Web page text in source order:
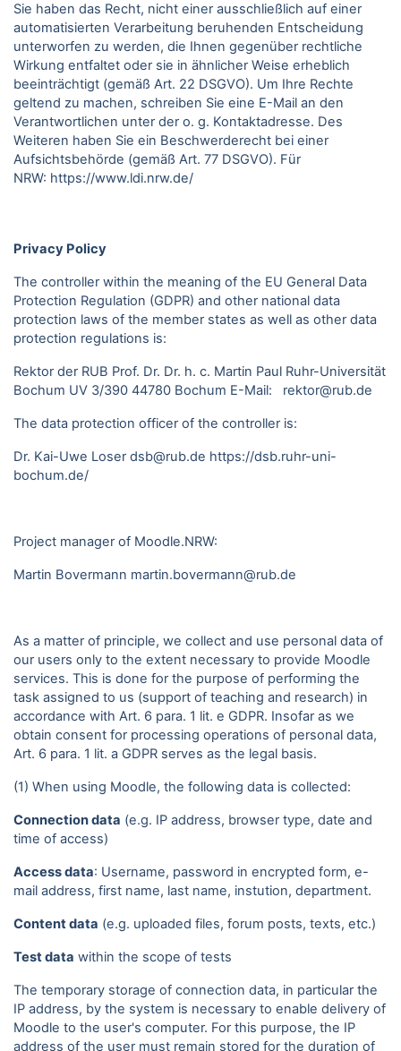
Sie haben das Recht, nicht einer ausschließlich auf einer
automatisierten Verarbeitung beruhenden Entscheidung
unterworfen zu werden, die Ihnen gegenüber rechtliche
Wirkung entfaltet oder sie in ähnlicher Weise erheblich
beeinträchtigt (gemäß Art. 22 DSGVO). Um Ihre Rechte
geltend zu machen, schreiben Sie eine E-Mail an den
Verantwortlichen unter der o. g. Kontaktadresse. Des
Weiteren haben Sie ein Beschwerderecht bei einer
Aufsichtsbehörde (gemäß Art. 77 DSGVO). Für
NRW: https://www.ldi.nrw.de/
Privacy Policy
The controller within the meaning of the EU General Data
Protection Regulation (GDPR) and other national data
protection laws of the member states as well as other data
protection regulations is:
Rektor der RUB Prof. Dr. Dr. h. c. Martin Paul Ruhr-Universität
Bochum UV 3/390 44780 Bochum E-Mail: rektor@rub.de
The data protection officer of the controller is:
Dr. Kai-Uwe Loser dsb@rub.de https://dsb.ruhr-uni-
bochum.de/
Project manager of Moodle.NRW:
Martin Bovermann martin.bovermann@rub.de
As a matter of principle, we collect and use personal data of
our users only to the extent necessary to provide Moodle
services. This is done for the purpose of performing the
task assigned to us (support of teaching and research) in
accordance with Art. 6 para. 1 lit. e GDPR. Insofar as we
obtain consent for processing operations of personal data,
Art. 6 para. 1 lit. a GDPR serves as the legal basis.
(1) When using Moodle, the following data is collected:
Connection data (e.g. IP address, browser type, date and
time of access)
Access data: Username, password in encrypted form, e-
mail address, first name, last name, instution, department.
Content data (e.g. uploaded files, forum posts, texts, etc.)
Test data within the scope of tests
The temporary storage of connection data, in particular the
IP address, by the system is necessary to enable delivery of
Moodle to the user's computer. For this purpose, the IP
address of the user must remain stored for the duration of